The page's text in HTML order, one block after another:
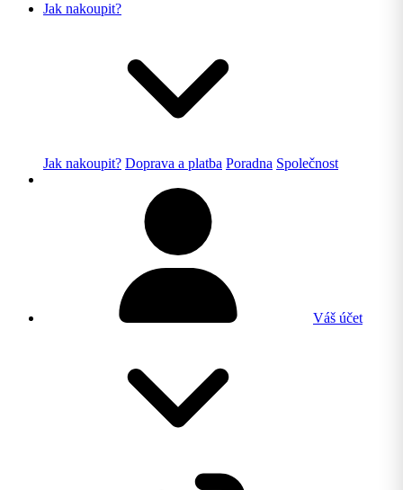
Jak nakoupit?
Jak nakoupit? Doprava a platba Poradna Společnost
Váš účet